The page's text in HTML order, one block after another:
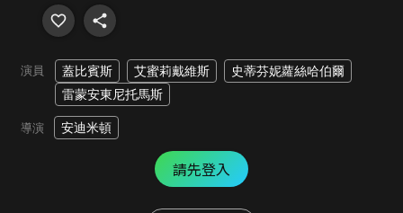
演員 蓋比賓斯 艾蜜莉戴維斯
史蒂芬妮蘿絲哈伯爾
雷蒙安東尼托馬斯
導演 安迪米頓
請先登入